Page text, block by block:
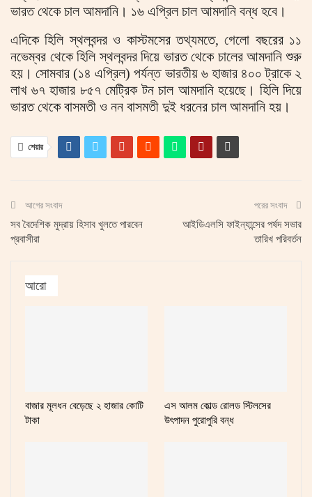
ভারত থেকে চাল আমদানি। ১৬ এপ্রিল চাল আমদানি বন্ধ হবে।
এদিকে হিলি স্থলবন্দর ও কাস্টমসের তথ্যমতে, গেলো বছরের ১১
নভেম্বর থেকে হিলি স্থলবন্দর দিয়ে ভারত থেকে চালের আমদানি শুরু
হয়। সোমবার (১৪ এপ্রিল) পর্যন্ত ভারতীয় ৬ হাজার ৪০০ ট্রাকে ২
লাখ ৬৭ হাজার ৮৫৭ মেট্রিক টন চাল আমদানি হয়েছে। হিলি দিয়ে
ভারত থেকে বাসমতী ও নন বাসমতী দুই ধরনের চাল আমদানি হয়।
শেয়ার
আগের সংবাদ
সব বৈদেশিক মুদ্রায় হিসাব খুলতে পারবেন
প্রবাসীরা
পরের সংবাদ
আইডিএলসি ফাইন্যান্সের পর্ষদ সভার
তারিখ পরিবর্তন
আরো
বাজার মূলধন বেড়েছে ২ হাজার কোটি
টাকা
এস আলম কোল্ড রোলড স্টিলসের
উৎপাদন পুরোপুরি বন্ধ